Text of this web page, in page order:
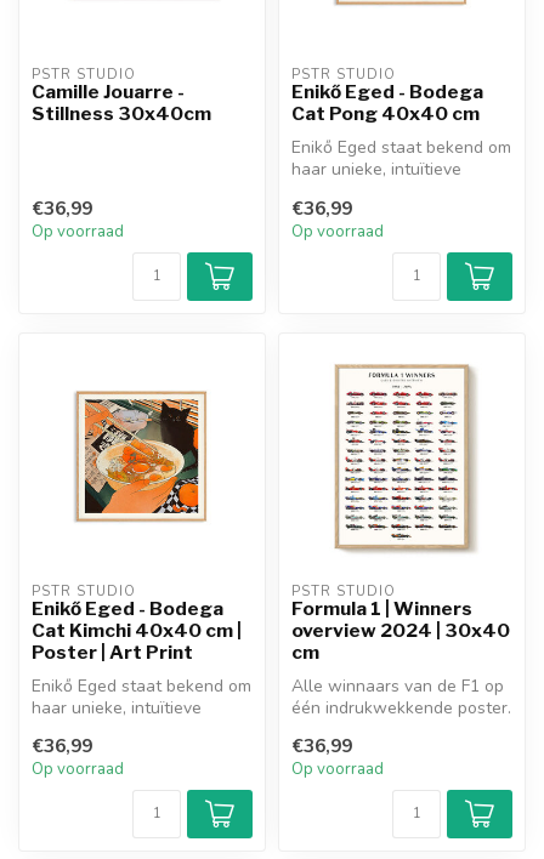
PSTR STUDIO
Camille Jouarre -
Stillness 30x40cm
€36,99
Op voorraad
PSTR STUDIO
Enikő Eged - Bodega
Cat Pong 40x40 cm
Enikő Eged staat bekend om
haar unieke, intuïtieve
si...
€36,99
Op voorraad
PSTR STUDIO
Enikő Eged - Bodega
Cat Kimchi 40x40 cm |
Poster | Art Print
Enikő Eged staat bekend om
haar unieke, intuïtieve
si...
€36,99
Op voorraad
PSTR STUDIO
Formula 1 | Winners
overview 2024 | 30x40
cm
Alle winnaars van de F1 op
één indrukwekkende poster.
€36,99
Op voorraad